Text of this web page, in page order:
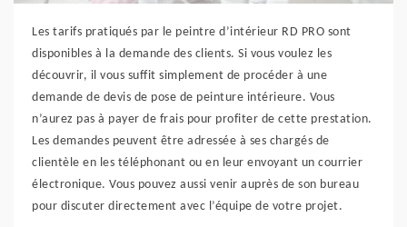
Les tarifs pratiqués par le peintre d’intérieur RD PRO sont
disponibles à la demande des clients. Si vous voulez les
découvrir, il vous suffit simplement de procéder à une
demande de devis de pose de peinture intérieure. Vous
n’aurez pas à payer de frais pour profiter de cette prestation.
Les demandes peuvent être adressée à ses chargés de
clientèle en les téléphonant ou en leur envoyant un courrier
électronique. Vous pouvez aussi venir auprès de son bureau
pour discuter directement avec l’équipe de votre projet.